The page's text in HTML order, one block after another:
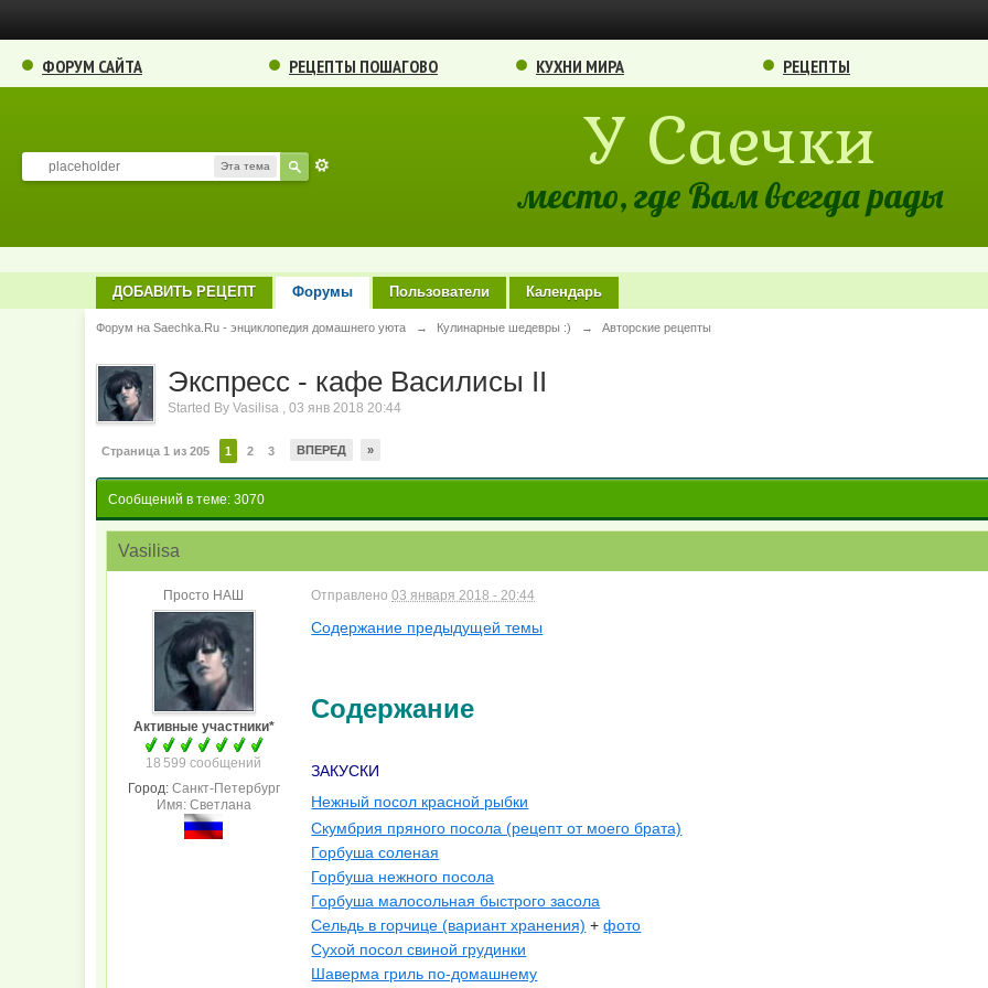
ФОРУМ САЙТА РЕЦЕПТЫ ПОШАГОВО КУХНИ МИРА РЕЦЕПТЫ
Эта тема У Саечки
место, где Вам всегда рады
ДОБАВИТЬ РЕЦЕПТ Форумы Пользователи Календарь
Форум на Saechka.Ru - энциклопедия домашнего уюта → Кулинарные шедевры :) → Авторские рецепты
Экспресс - кафе Василисы II
Started ByVasilisa ,03 янв 2018 20:44
Страница 1 из 205 1 2 3 ВПЕРЕД »
Сообщений в теме: 3070
Vasilisa
Просто НАШ
Активные участники*
18 599 сообщений
Город: Санкт-Петербург
Имя: Светлана
Отправлено03 января 2018 - 20:44
Содержание предыдущей темы
Содержание
ЗАКУСКИ
Нежный посол красной рыбки
Скумбрия пряного посола (рецепт от моего брата)
Горбуша соленая
Горбуша нежного посола
Горбуша малосольная быстрого засола
Сельдь в горчице (вариант хранения) +фото
Сухой посол свиной грудинки
Шаверма гриль по-домашнему